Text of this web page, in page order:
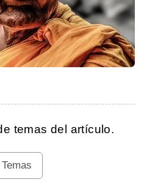
temas del artículo.
Temas